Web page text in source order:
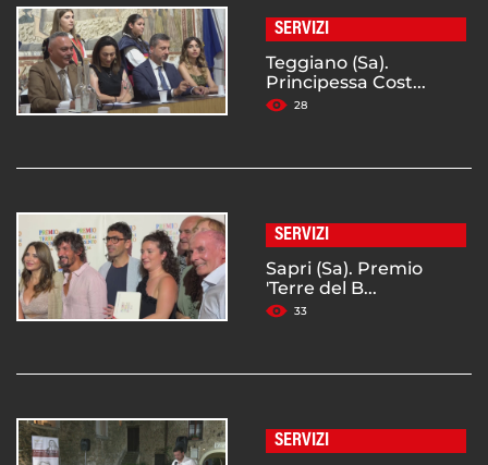
SERVIZI
Teggiano (Sa).
Principessa Cost...
28
SERVIZI
Sapri (Sa). Premio
'Terre del B...
33
SERVIZI